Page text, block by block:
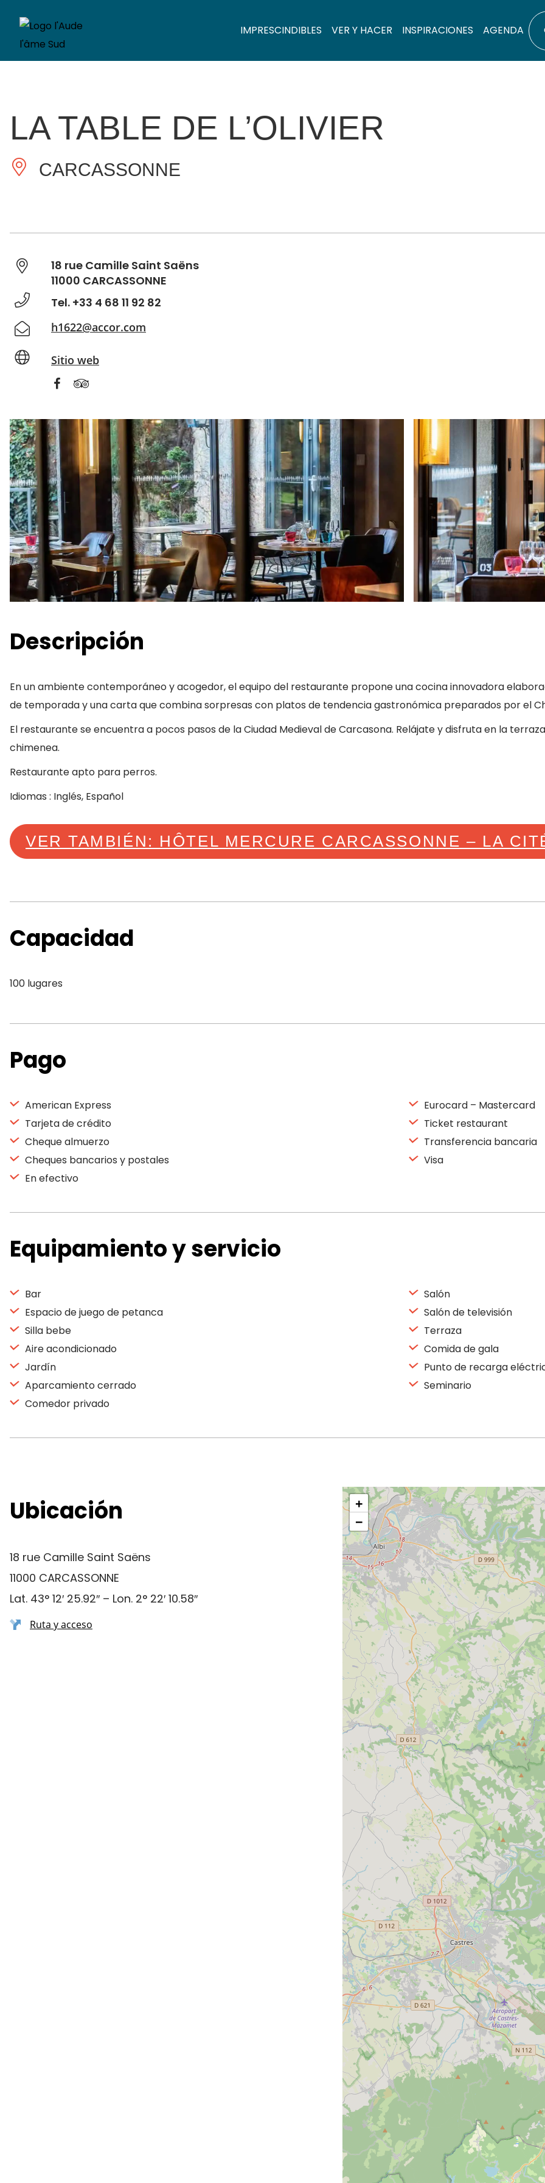
IMPRESCINDIBLES VER Y HACER INSPIRACIONES AGENDA
LA TABLE DE L’OLIVIER
CARCASSONNE
18 rue Camille Saint Saëns
11000 CARCASSONNE
Tel. +33 4 68 11 92 82
h1622@accor.com
Sitio web
Descripción
En un ambiente contemporáneo y acogedor, el equipo del restaurante propone una cocina innovadora
de temporada y una carta que combina sorpresas con platos de tendencia gastronómica preparados por el
El restaurante se encuentra a pocos pasos de la Ciudad Medieval de Carcasona. Relájate y disfruta en la
chimenea.
Restaurante apto para perros.
Idiomas : Inglés, Español
VER TAMBIÉN: HÔTEL MERCURE CARCASSONNE – LA
Capacidad
100 lugares
Pago
American Express
Tarjeta de crédito
Cheque almuerzo
Cheques bancarios y postales
En efectivo
Eurocard – Mastercard
Ticket restaurant
Transferencia bancaria
Visa
Equipamiento y servicio
Bar
Espacio de juego de petanca
Silla bebe
Aire acondicionado
Jardín
Aparcamiento cerrado
Comedor privado
Salón
Salón de televisión
Terraza
Comida de gala
Punto de recarga
Seminario
Ubicación
18 rue Camille Saint Saëns
11000 CARCASSONNE
Lat. 43° 12′ 25.92″ – Lon. 2° 22′ 10.58″
Ruta y acceso
+
−